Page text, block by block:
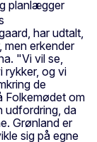
planlægger
har udtalt,
men erkender
"Vi vil se,
rykker, og vi
de
Folkemødet om
udfordring, da
Grønland er
sig på egne